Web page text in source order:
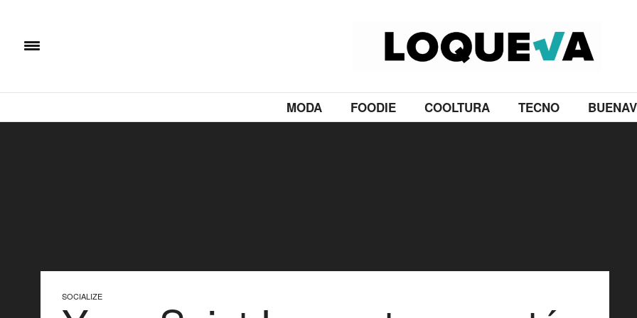
MODA FOODIE COOLTURA TECNO
SOCIALIZE